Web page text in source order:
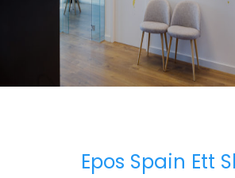
Epos Spain Ett Sl